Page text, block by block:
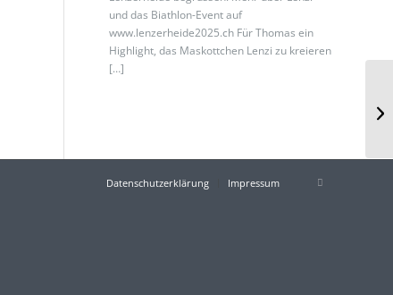
und das Biathlon-Event auf
www.lenzerheide2025.ch Für Thomas ein
Highlight, das Maskottchen Lenzi zu kreieren
[…]
Datenschutzerklärung Impressum